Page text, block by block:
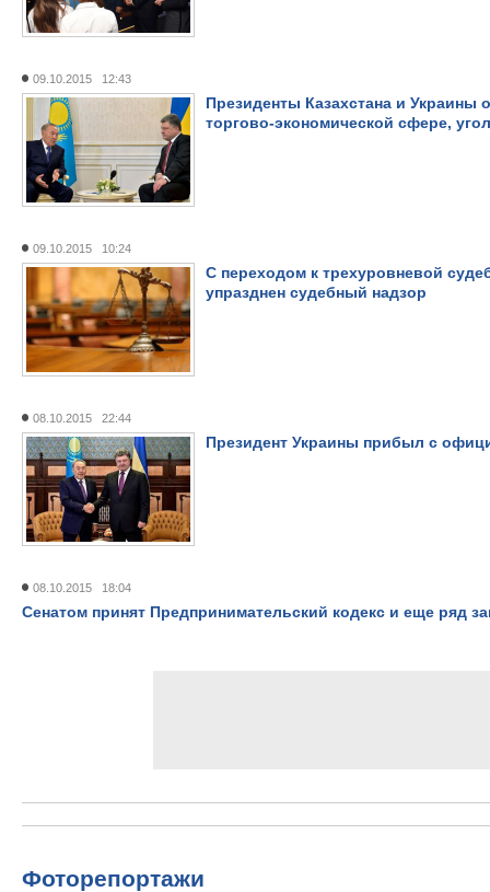
09.10.2015 12:43
Президенты Казахстана и Украины
торгово-экономической сфере,
09.10.2015 10:24
С переходом к трехуровневой
упразднен судебный надзор
08.10.2015 22:44
Президент Украины прибыл с
08.10.2015 18:04
Сенатом принят Предпринимательский кодекс и еще ряд
Фоторепортажи